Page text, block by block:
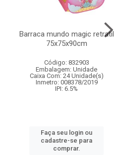
Barraca mundo magic retratil
75x75x90cm
Código: 832903
Embalagem: Unidade
Caixa Com: 24 Unidade(s)
Inmetro: 008378/2019
IPI: 6.5%
Faça seu login ou
cadastre-se para
comprar.